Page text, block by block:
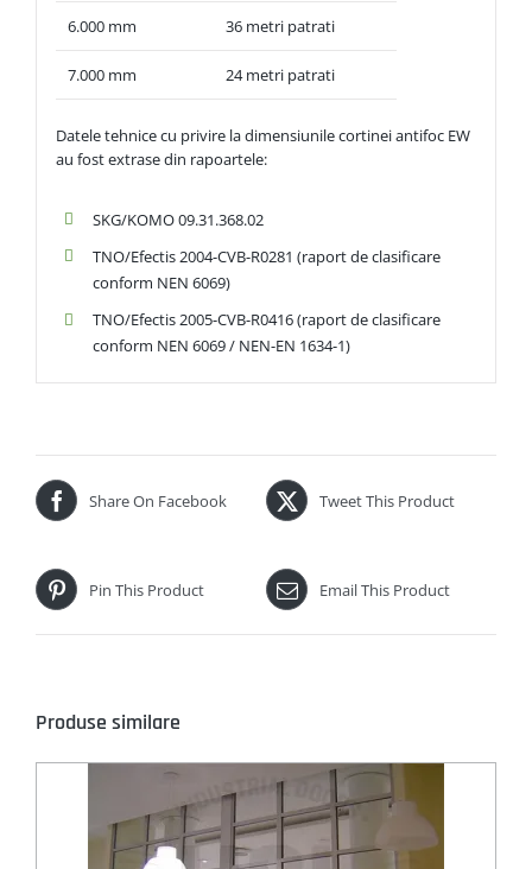
6.000 mm
7.000 mm
36 metri patrati
24 metri patrati
Datele tehnice cu privire la dimensiunile cortinei antifoc EW
au fost extrase din rapoartele:
SKG/KOMO 09.31.368.02
TNO/Efectis 2004-CVB-R0281 (raport de clasificare
conform NEN 6069)
TNO/Efectis 2005-CVB-R0416 (raport de clasificare
conform NEN 6069 / NEN-EN 1634-1)
Share On Facebook Tweet This Product
Pin This Product Email This Product
Produse similare